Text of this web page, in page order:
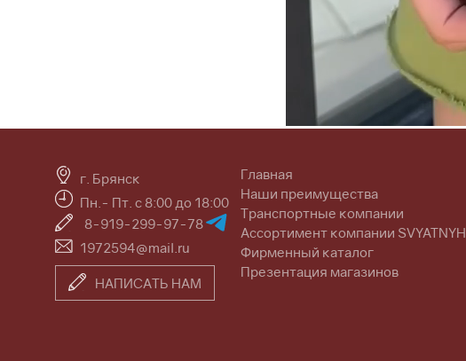
г. Брянск
Пн.- Пт. с 8:00 до 18:00
8-919-299-97-78
1972594@mail.ru
НАПИСАТЬ НАМ
Главная
Наши преимущества
Транспортные компании
Ассортимент компании SVYATNYH
Фирменный каталог
Презентация магазинов